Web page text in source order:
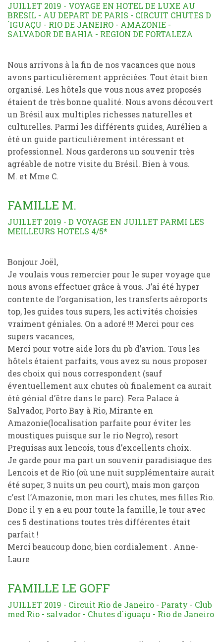
JUILLET 2019 - VOYAGE EN HOTEL DE LUXE AU
BRESIL - AU DEPART DE PARIS - CIRCUIT CHUTES D
´IGUAÇU - RIO DE JANEIRO - AMAZONIE -
SALVADOR DE BAHIA - REGION DE FORTALEZA
Nous arrivons à la fin de nos vacances que nous
avons particulièrement appréciées. Tout était bien
organisé. Les hôtels que vous nous avez proposés
étaient de très bonne qualité. Nous avons découvert
un Brésil aux multiples richesses naturelles et
culturelles. Parmi les différents guides, Aurélien a
été un guide particulièrement intéressant et
professionnel. Nous garderons un souvenir très
agréable de notre visite du Brésil. Bien à vous.
M. et Mme C.
FAMILLE M.
JUILLET 2019 - D VOYAGE EN JUILLET PARMI LES
MEILLEURS HOTELS 4/5*
Bonjour Joël,
Je voulais vous remercier pour le super voyage que
nous avons effectuer grâce à vous. J’ai été hyper
contente de l’organisation, les transferts aéroports
top, les guides tous supers, les activités choisies
vraiment géniales. On a adoré !!! Merci pour ces
supers vacances,
Merci pour votre aide lors du pb d’avion. Tous les
hôtels étaient parfaits, vous avez su nous proposer
des choix qui nous correspondent (sauf
éventuellement aux chutes où finalement ca aurait
été génial d’être dans le parc). Fera Palace à
Salvador, Porto Bay à Rio, Mirante en
Amazonie(localisation parfaite pour éviter les
moustiques puisque sur le rio Negro), resort
Preguisas aux lencois, tous d’excellents choix.
Je garde pour ma part un souvenir paradisiaque des
Lencois et de Rio (où une nuit supplémentaire aurait
été super, 3 nuits un peu court), mais mon garçon
c’est l’Amazonie, mon mari les chutes, mes filles Rio.
Donc il y en a eu pour toute la famille, le tour avec
ces 5 destinations toutes très différentes était
parfait !
Merci beaucoup donc, bien cordialement . Anne-
Laure
FAMILLE LE GOFF
JUILLET 2019 - Circuit Rio de Janeiro - Paraty - Club
med Rio - salvador - Chutes d´iguaçu - Rio de Janeiro